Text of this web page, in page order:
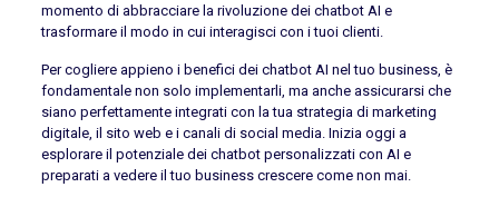
momento di abbracciare la rivoluzione dei chatbot AI e
trasformare il modo in cui interagisci con i tuoi clienti.
Per cogliere appieno i benefici dei chatbot AI nel tuo business, è
fondamentale non solo implementarli, ma anche assicurarsi che
siano perfettamente integrati con la tua strategia di marketing
digitale, il sito web e i canali di social media. Inizia oggi a
esplorare il potenziale dei chatbot personalizzati con AI e
preparati a vedere il tuo business crescere come non mai.